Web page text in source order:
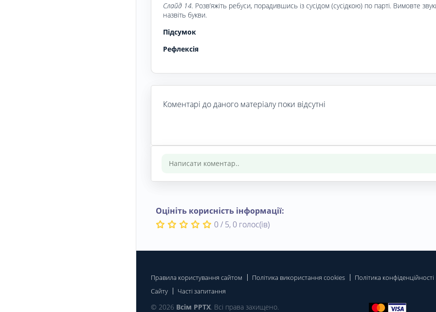
Слайд 14. Розв’яжіть ребуси, порадившись із сусідом (сусідкою) по парті. Вимовте
назвіть букви.
Підсумок
Рефлексія
Коментарі до даного матеріалу поки відсутні
Оцініть корисність інформації:
0 / 5, 0 голос(ів)
Правила користування сайтом Політика використання cookies Політика конфіденційності
Сайту
Часті запитання
© 2026 Всім PPTX. Всі права захищено.